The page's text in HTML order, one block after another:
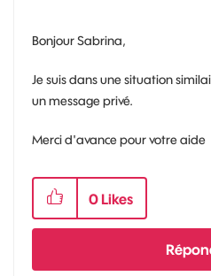
Bonjour Sabrina,
Je suis dans une situation
un message privé.
Merci d'avance pour votre aide
0 Likes